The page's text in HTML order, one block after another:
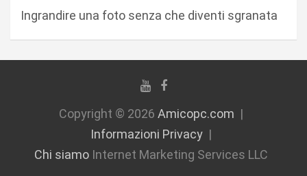
Ingrandire una foto senza che diventi sgranata
Copyright © 2026 Amicopc.com
Informazioni Privacy
Chi siamoInternet Marketing Services LLC